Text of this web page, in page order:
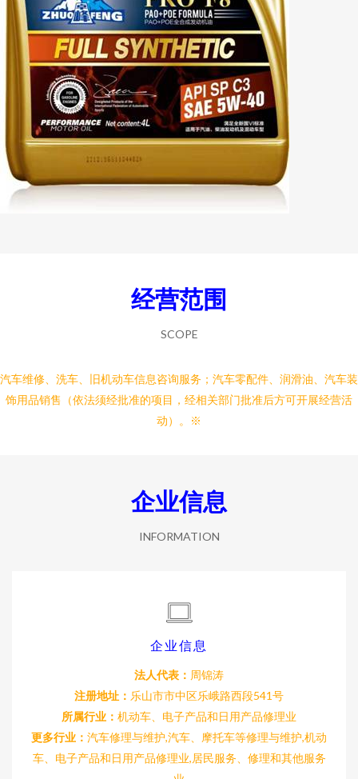
经营范围
SCOPE
汽车维修、洗车、旧机动车信息咨询服务；汽车零配件、润滑油、汽车装
饰用品销售（依法须经批准的项目，经相关部门批准后方可开展经营活
动）。※
企业信息
INFORMATION
企业信息
法人代表： 周锦涛
注册地址： 乐山市市中区乐峨路西段541号
所属行业： 机动车、电子产品和日用产品修理业
更多行业： 汽车修理与维护,汽车、摩托车等修理与维护,机动
车、电子产品和日用产品修理业,居民服务、修理和其他服务